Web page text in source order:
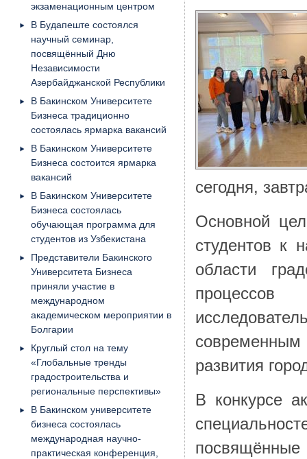
экзаменационным центром
В Будапеште состоялся
научный семинар,
посвящённый Дню
Независимости
Азербайджанской Республики
В Бакинском Университете
Бизнеса традиционно
состоялась ярмарка вакансий
В Бакинском Университете
Бизнеса состоится ярмарка
вакансий
В Бакинском Университете
Бизнеса состоялась
обучающая программа для
студентов из Узбекистана
Представители Бакинского
Университета Бизнеса
приняли участие в
международном
академическом мероприятии в
Болгарии
Круглый стол на тему
«Глобальные тренды
градостроительства и
региональные перспективы»
В Бакинском университете
бизнеса состоялась
международная научно-
практическая конференция,
сегодня,
Основной
студентов к
области
развития
В конкурсе
посвящённые